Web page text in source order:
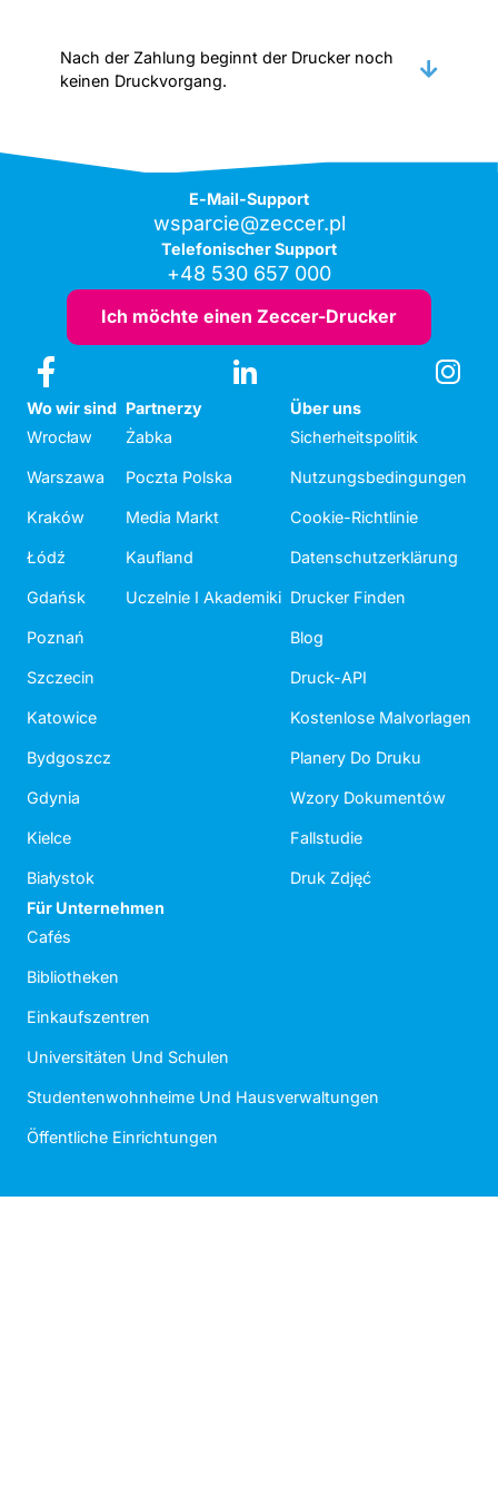
Nach der Zahlung beginnt der Drucker noch
keinen Druckvorgang.
E-Mail-Support
wsparcie@zeccer.pl
Telefonischer Support
+48 530 657 000
Ich möchte einen Zeccer-Drucker
Wo wir sind
Wrocław
Warszawa
Kraków
Łódź
Gdańsk
Poznań
Szczecin
Katowice
Bydgoszcz
Gdynia
Kielce
Białystok
Partnerzy
Żabka
Poczta Polska
Media Markt
Kaufland
Uczelnie I Akademiki
Über uns
Sicherheitspolitik
Nutzungsbedingungen
Cookie-Richtlinie
Datenschutzerklärung
Drucker Finden
Blog
Druck-API
Kostenlose Malvorlagen
Planery Do Druku
Wzory Dokumentów
Fallstudie
Druk Zdjęć
Für Unternehmen
Cafés
Bibliotheken
Einkaufszentren
Universitäten Und Schulen
Studentenwohnheime Und Hausverwaltungen
Öffentliche Einrichtungen